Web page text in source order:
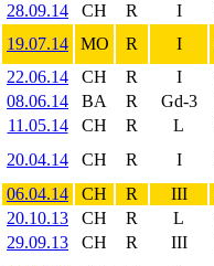
28.09.14
CH R I
19.07.14
MO R I
22.06.14
CH R I
08.06.14
BA R Gd-3
11.05.14
CH R L
20.04.14
CH R I
06.04.14
CH R III
20.10.13
CH R L
29.09.13
CH R III